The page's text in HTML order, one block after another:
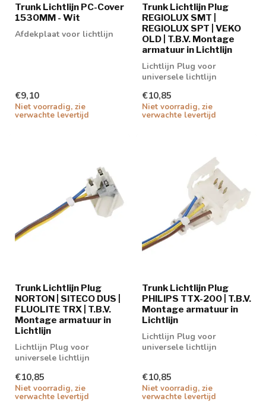
Trunk Lichtlijn PC-Cover
1530MM - Wit
Afdekplaat voor lichtlijn
€9,10
Niet voorradig, zie
verwachte levertijd
Trunk Lichtlijn Plug
REGIOLUX SMT |
REGIOLUX SPT | VEKO
OLD | T.B.V. Montage
armatuur in Lichtlijn
Lichtlijn Plug voor
universele lichtlijn
€10,85
Niet voorradig, zie
verwachte levertijd
Trunk Lichtlijn Plug
NORTON | SITECO DUS |
FLUOLITE TRX | T.B.V.
Montage armatuur in
Lichtlijn
Lichtlijn Plug voor
universele lichtlijn
€10,85
Niet voorradig, zie
verwachte levertijd
Trunk Lichtlijn Plug
PHILIPS TTX-200 | T.B.V.
Montage armatuur in
Lichtlijn
Lichtlijn Plug voor
universele lichtlijn
€10,85
Niet voorradig, zie
verwachte levertijd